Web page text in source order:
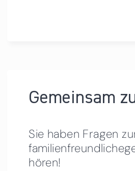
Gemeinsam
Sie haben Fragen
hören!